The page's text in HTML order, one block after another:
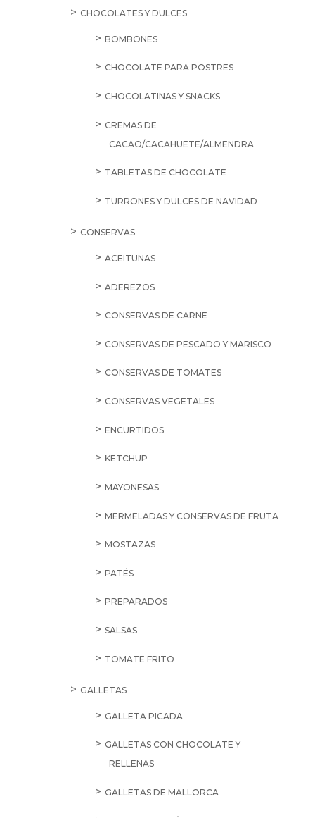
CHOCOLATES Y DULCES
BOMBONES
CHOCOLATE PARA POSTRES
CHOCOLATINAS Y SNACKS
CREMAS DE
CACAO/CACAHUETE/ALMENDRA
TABLETAS DE CHOCOLATE
TURRONES Y DULCES DE NAVIDAD
CONSERVAS
ACEITUNAS
ADEREZOS
CONSERVAS DE CARNE
CONSERVAS DE PESCADO Y MARISCO
CONSERVAS DE TOMATES
CONSERVAS VEGETALES
ENCURTIDOS
KETCHUP
MAYONESAS
MERMELADAS Y CONSERVAS DE FRUTA
MOSTAZAS
PATÉS
PREPARADOS
SALSAS
TOMATE FRITO
GALLETAS
GALLETA PICADA
GALLETAS CON CHOCOLATE Y
RELLENAS
GALLETAS DE MALLORCA